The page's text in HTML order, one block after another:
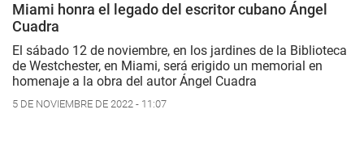
Miami honra el legado del escritor cubano Ángel
Cuadra
El sábado 12 de noviembre, en los jardines de la Biblioteca
de Westchester, en Miami, será erigido un memorial en
homenaje a la obra del autor Ángel Cuadra
5 DE NOVIEMBRE DE 2022 - 11:07